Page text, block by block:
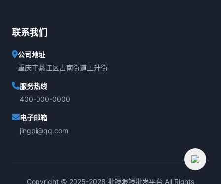
联系我们
公司地址
重庆市綦江区古南街道上升街
服务热线
400-000-0000
电子邮箱
jingpi@qq.com
Copyright © 2025-2028 批镜眼镜批发平台 All Rights